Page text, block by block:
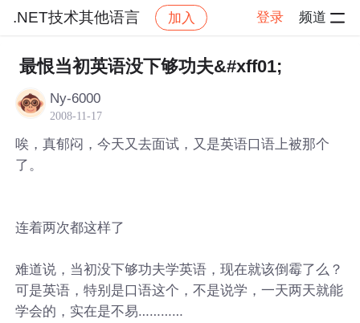
.NET技术其他语言 加入 登录 频道
社区 .NET技术其他语言 帖子详情
最恨当初英语没下够功夫&#xff01;
Ny-6000
2008-11-17
唉，真郁闷，今天又去面试，又是英语口语上被那个
了。
连着两次都这样了
难道说，当初没下够功夫学英语，现在就该倒霉了么？
可是英语，特别是口语这个，不是说学，一天两天就能
学会的，实在是不易…………